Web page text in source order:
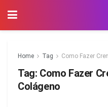
Home Tag Como Fazer
Tag: Como Fazer
Colágeno